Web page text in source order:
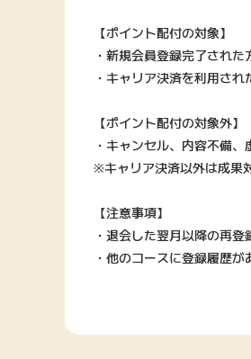
【ポイント配付の対象】
・新規会員登録完了された
・キャリア決済を利用され
【ポイント配付の対象外】
・キャンセル、内容不備
※キャリア決済以外は成果
【注意事項】
・退会した翌月以降の再登
・他のコースに登録履歴